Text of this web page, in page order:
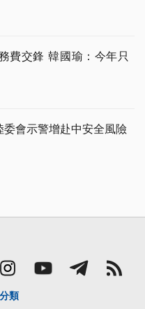
費交鋒 韓國瑜：今年只
會示警增赴中安全風險
分類